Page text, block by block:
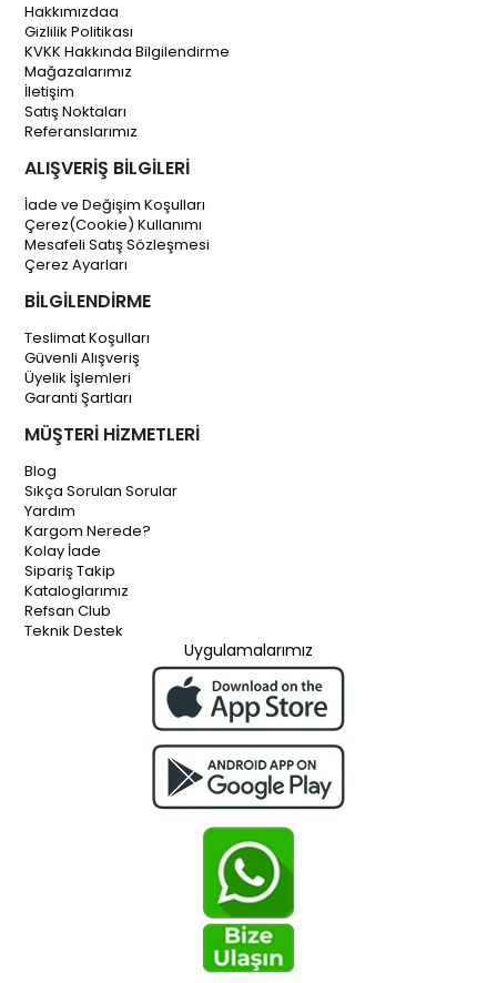
Hakkımızdaa
Gizlilik Politikası
KVKK Hakkında Bilgilendirme
Mağazalarımız
İletişim
Satış Noktaları
Referanslarımız
ALIŞVERİŞ BİLGİLERİ
İade ve Değişim Koşulları
Çerez(Cookie) Kullanımı
Mesafeli Satış Sözleşmesi
Çerez Ayarları
BİLGİLENDİRME
Teslimat Koşulları
Güvenli Alışveriş
Üyelik İşlemleri
Garanti Şartları
MÜŞTERİ HİZMETLERİ
Blog
Sıkça Sorulan Sorular
Yardım
Kargom Nerede?
Kolay İade
Sipariş Takip
Kataloglarımız
Refsan Club
Teknik Destek
Uygulamalarımız